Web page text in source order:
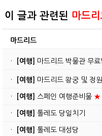
이 글과 관련된 마드리
마드리드
· [여행] 마드리드 박물관 무료
· [여행] 마드리드 왕궁 및 정원
· [여행] 스페인 여행준비물 ★
· [여행] 톨레도 당일치기
· [여행] 톨레도 대성당